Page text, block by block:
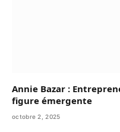
Annie Bazar :
figure émergente
octobre 2, 2025